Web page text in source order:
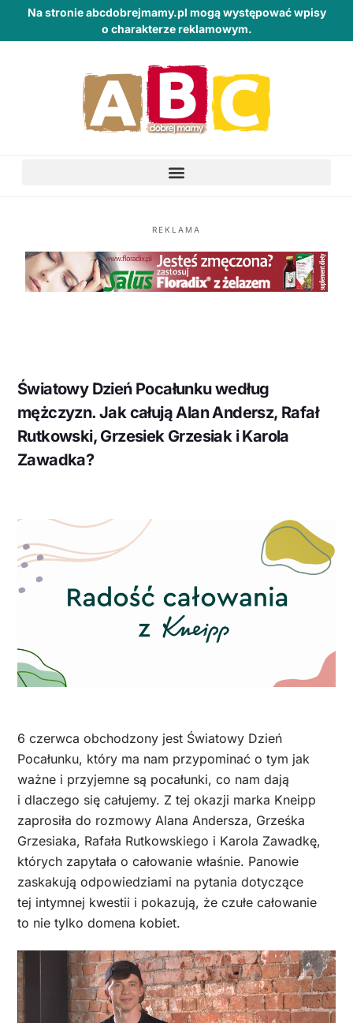
Na stronie abcdobrejmamy.pl mogą występować wpisy
o charakterze reklamowym.
REKLAMA
Światowy Dzień Pocałunku według
mężczyzn. Jak całują Alan Andersz, Rafał
Rutkowski, Grzesiek Grzesiak i Karola
Zawadka?
6 czerwca obchodzony jest Światowy Dzień
Pocałunku, który ma nam przypominać o tym jak
ważne i przyjemne są pocałunki, co nam dają
i dlaczego się całujemy. Z tej okazji marka Kneipp
zaprosiła do rozmowy Alana Andersza, Grześka
Grzesiaka, Rafała Rutkowskiego i Karola Zawadkę,
których zapytała o całowanie właśnie. Panowie
zaskakują odpowiedziami na pytania dotyczące
tej intymnej kwestii i pokazują, że czułe całowanie
to nie tylko domena kobiet.